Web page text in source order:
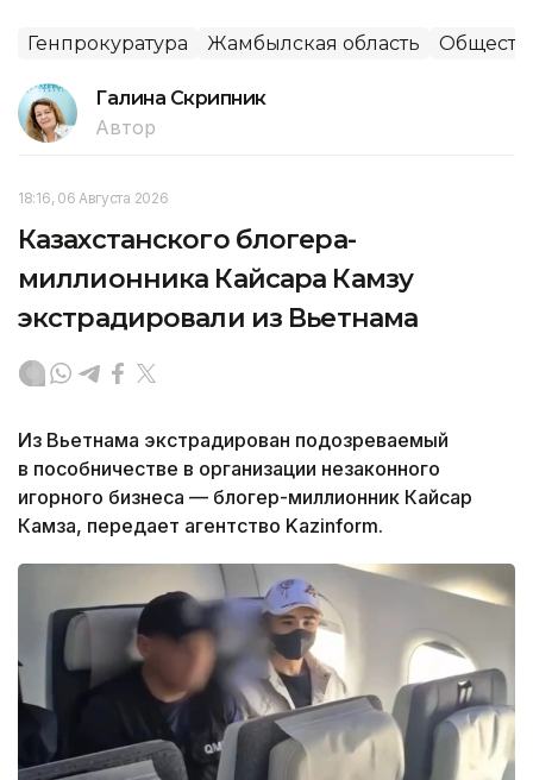
Генпрокуратура Жамбылская область
Галина Скрипник
Автор
18:16, 06 Августа 2026
Казахстанского блогера-
миллионника Кайсара Камзу
экстрадировали из Вьетнама
Из Вьетнама экстрадирован подозреваемый
в пособничестве в организации незаконного
игорного бизнеса — блогер-миллионник Кайсар
Камза, передает агентство Kazinform.